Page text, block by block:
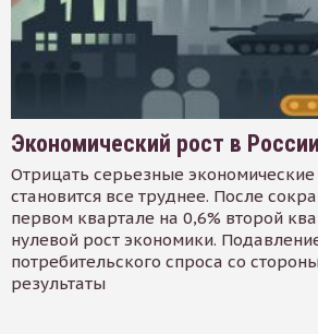
Экономический рост в
Отрицать серьезные
становится все труднее. После
первом квартале на 0,6% второй
нулевой рост экономики.
потребительского спроса со
результаты